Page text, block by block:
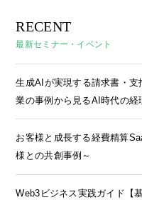
RECENT
最新セミナー・イベント
生成AIが実現する請求書・
業の事例から見るAI時代の経
お客様と成長する経費精算
様との共創事例～
Web3ビジネス実践ガイド【基